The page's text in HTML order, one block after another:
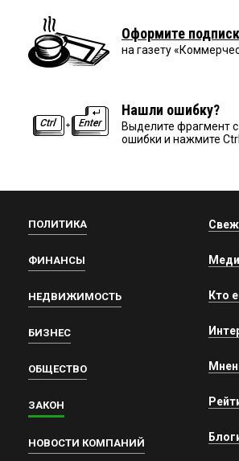
Оформите
на газету
Нашли ошибку?
Выделите фрагмент с
ошибки и нажмите
ПОЛИТИКА
ФИНАНСЫ
НЕДВИЖИМОСТЬ
БИЗНЕС
ОБЩЕСТВО
ЗАКОН
НОВОСТИ КОМПАНИЙ
Кто